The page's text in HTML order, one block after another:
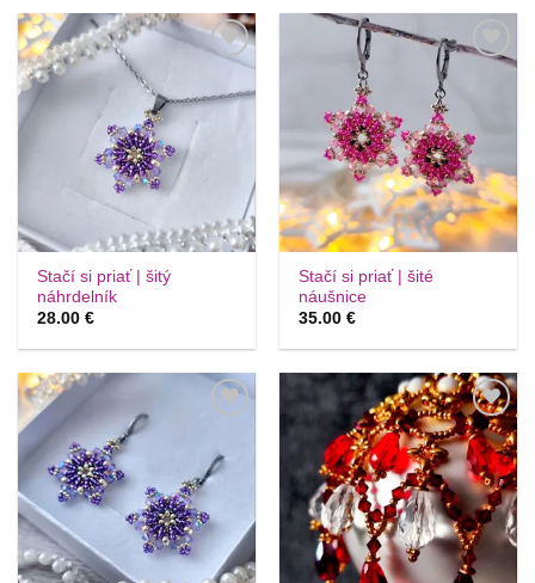
krasotinku
si prosím
Stačí si priať | šitý
náhrdelník
28.00€
krasotinku
si prosím
Stačí si priať | šité
náušnice
35.00€
krasotinku
si prosím
Túto
krasotinku
si prosím